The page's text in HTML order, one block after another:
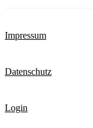
Impressum
Datenschutz
Login